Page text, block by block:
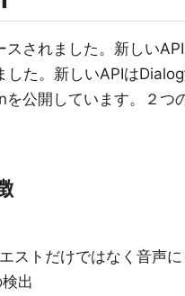
されました。新しい
した。新しいAPIは
公開しています。２つ
ストだけではなく音声
出